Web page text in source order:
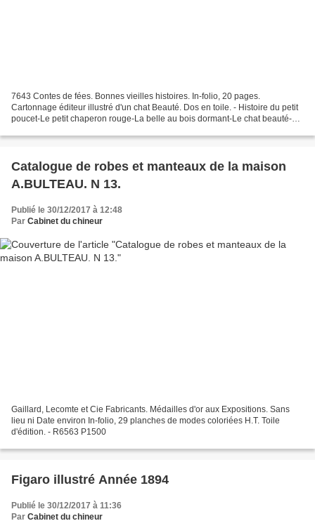
7643 Contes de fées. Bonnes vieilles histoires. In-folio, 20 pages.
Cartonnage éditeur illustré d'un chat Beauté. Dos en toile. - Histoire du petit
poucet-Le petit chaperon rouge-La belle au bois dormant-Le chat beauté-
Catalogue de robes et manteaux de la maison
A.BULTEAU. N 13.
Publié le 30/12/2017 à 12:48
Par Cabinet du chineur
Gaillard, Lecomte et Cie Fabricants. Médailles d'or aux Expositions. Sans
lieu ni Date environ In-folio, 29 planches de modes coloriées H.T. Toile
d'édition. - R6563 P1500
Figaro illustré Année 1894
Publié le 30/12/2017 à 11:36
Par Cabinet du chineur